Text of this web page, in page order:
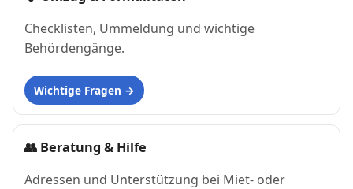
Checklisten, Ummeldung und wichtige
Behördengänge.
Wichtige Fragen
👥 Beratung & Hilfe
Adressen und Unterstützung bei Miet- oder